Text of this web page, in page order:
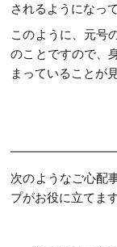
されるようになっ
このように、元号
のことですので、
まっていることが
次のようなご心配
プがお役に立てま